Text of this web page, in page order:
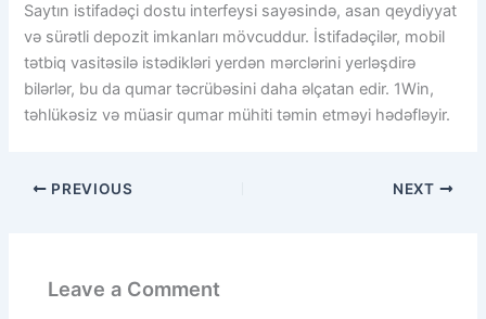
Saytın istifadəçi dostu interfeysi sayəsində, asan qeydiyyat
və sürətli depozit imkanları mövcuddur. İstifadəçilər, mobil
tətbiq vasitəsilə istədikləri yerdən mərclərini yerləşdirə
bilərlər, bu da qumar təcrübəsini daha əlçatan edir. 1Win,
təhlükəsiz və müasir qumar mühiti təmin etməyi hədəfləyir.
PREVIOUS NEXT
Leave a Comment